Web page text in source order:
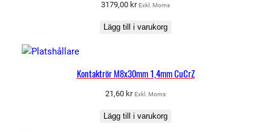
3179,00 kr Exkl. Moms
Lägg till i varukorg
Kontaktrör M8x30mm 1,4mm CuCrZ
21,60 kr Exkl. Moms
Lägg till i varukorg